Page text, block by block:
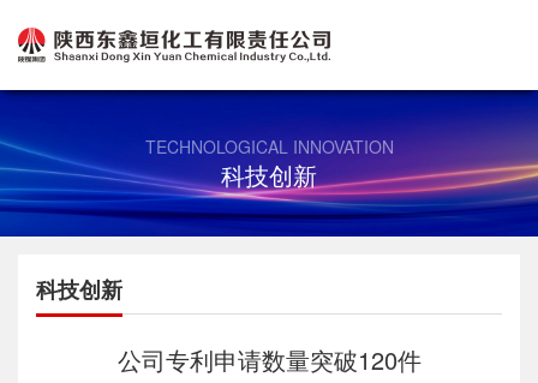
TECHNOLOGICAL INNOVATION
科技创新
科技创新
公司专利申请数量突破120件